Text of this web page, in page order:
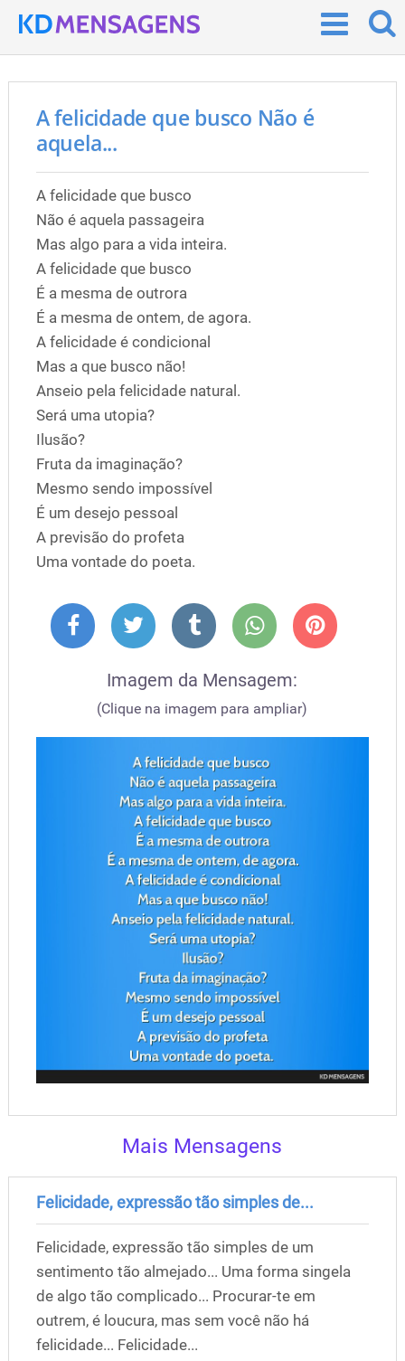
A felicidade que busco Não é
aquela...
A felicidade que busco
Não é aquela passageira
Mas algo para a vida inteira.
A felicidade que busco
É a mesma de outrora
É a mesma de ontem, de agora.
A felicidade é condicional
Mas a que busco não!
Anseio pela felicidade natural.
Será uma utopia?
Ilusão?
Fruta da imaginação?
Mesmo sendo impossível
É um desejo pessoal
A previsão do profeta
Uma vontade do poeta.
Imagem da Mensagem:
(Clique na imagem para ampliar)
Mais Mensagens
Felicidade, expressão tão simples de...
Felicidade, expressão tão simples de um
sentimento tão almejado... Uma forma singela
de algo tão complicado... Procurar-te em
outrem, é loucura, mas sem você não há
felicidade... Felicidade...